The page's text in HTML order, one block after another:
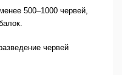
500–1000 червей,
червей